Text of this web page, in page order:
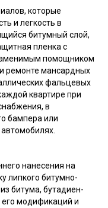
которые
и легкость в
битумный слой,
пленка с
помощником
ремонте мансардных
фальцевых
квартире при
в
бампера или
нанесения на
липкого битумно-
битума, бутадиен-
его модификаций и